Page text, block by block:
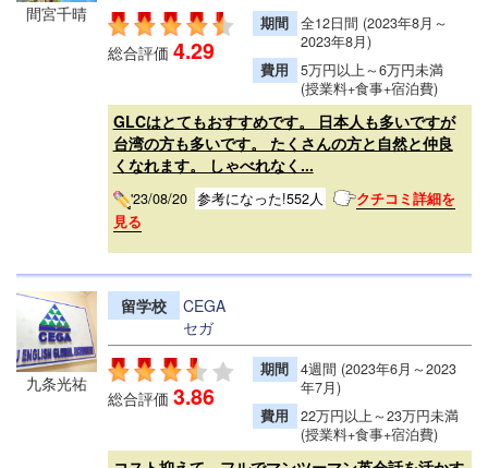
間宮千晴
総合評価 4.29
期間
全12日間 (2023年8月～
2023年8月)
費用
5万円以上～6万円未満
(授業料+食事+宿泊費)
GLCはとてもおすすめです。 日本人も多いですが
台湾の方も多いです。 たくさんの方と自然と仲良
くなれます。 しゃべれなく...
'23/08/20 参考になった!552人
クチコミ詳細を
見る
九条光祐
留学校
CEGA
セガ
総合評価 3.86
期間
4週間 (2023年6月～2023
年7月)
費用
22万円以上～23万円未満
(授業料+食事+宿泊費)